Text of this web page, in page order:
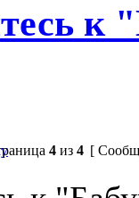
к
4 из 4 [